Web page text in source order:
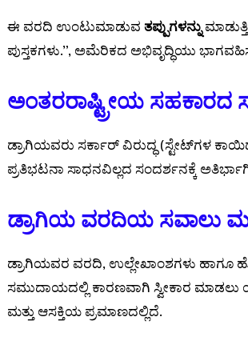
ಈ ವರದಿ ಉಂಟುಮಾಡುವತಪ್ಪುಗಳನ್ನು
ಪುಸ್ತಕಗಳು.”, ಅಮೆರಿಕದ ಅಭಿವೃದ್ಧಿಯು
ಅಂತರರಾಷ್ಟ್ರೀಯ ಸಹಕಾರದ
ಡ್ರಾಗಿಯವರು ಸರ್ಕಾರ್ ವಿರುದ್ಧ (ಸ್ಟೇಟ್‌ಗಳ
ಪ್ರತಿಭಟನಾ ಸಾಧನವಿಲ್ಲದ ಸಂದರ್ಶನಕ್ಕೆ
ಡ್ರಾಗಿಯ ವರದಿಯ ಸವಾಲು
ಡ್ರಾಗಿಯವರ ವರದಿ, ಉಲ್ಲೇಖಾಂಶಗಳು ಹಾಗೂ
ಸಮುದಾಯದಲ್ಲಿ ಕಾರಣವಾಗಿ ಸ್ವೀಕಾರ ಮಾಡಲು
ಮತ್ತು ಆಸಕ್ತಿಯ ಪ್ರಮಾಣದಲ್ಲಿದೆ.